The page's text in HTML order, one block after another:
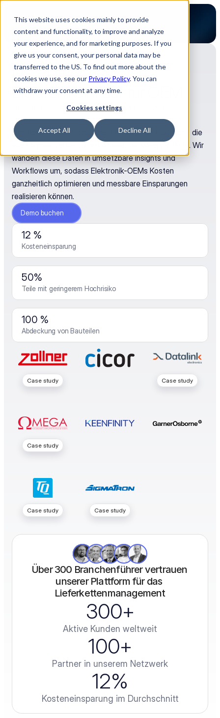
This website uses cookies mainly to provide
content and functionality, to improve and analyze
your experience, and for marketing purposes. If you
give us your consent, your personal data may be
transferred to the US. To find out more about the
cookies we use, see our Privacy Policy. You can
withdraw your consent at any time.
Cookies settings
Accept All Decline All
Die Plattform für den
Elektronikeinkauf für OEM
Identifizieren Sie Kostentreiber und beschaffen Sie
smarter
Luminovo ist die Procurement Intelligence Plattform, die
alle fragmentierten Lieferkettendaten vereinheitlicht. Wir
wandeln diese Daten in umsetzbare Insights und
Workflows um, sodass Elektronik-OEMs Kosten
ganzheitlich optimieren und messbare Einsparungen
realisieren können.
Demo buchen
12 %
Kosteneinsparung
50%
Teile mit geringerem Hochrisiko
100 %
Abdeckung von Bauteilen
Case study Case study
Case study
Case study Case study
Über 300 Branchenführer vertrauen
unserer Plattform für das
Lieferkettenmanagement
300+
Aktive Kunden weltweit
100+
Partner in unserem Netzwerk
12%
Kosteneinsparung im Durchschnitt